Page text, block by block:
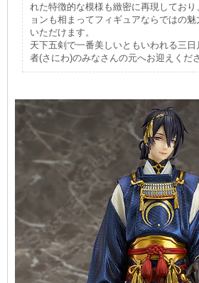
れた特徴的な模様も緻密に再現してお
ョンも相まってフィギュアならではの
いただけます。
天下五剣で一番美しいともいわれる三
者(さにわ)のみなさんの元へお迎えくださ